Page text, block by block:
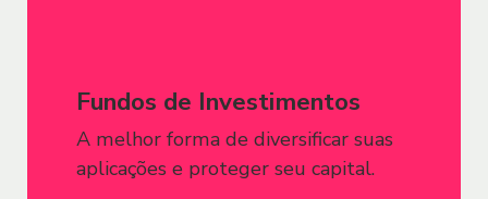
e criptografado, as quais serão acessadas
serviço do Sofisa exclusivamente
autorizados de acordo com a finalidade
Fundos de Investimentos
A melhor forma de diversificar suas
aplicações e proteger seu capital.